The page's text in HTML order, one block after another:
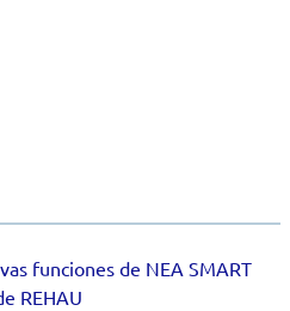
funciones de NEA SMART
REHAU